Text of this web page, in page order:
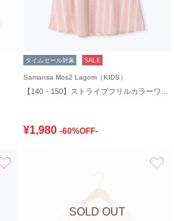
タイムセール対象 SALE
Samansa Mos2 Lagom（KIDS）
¥1,980 -60%OFF-
SOLD OUT